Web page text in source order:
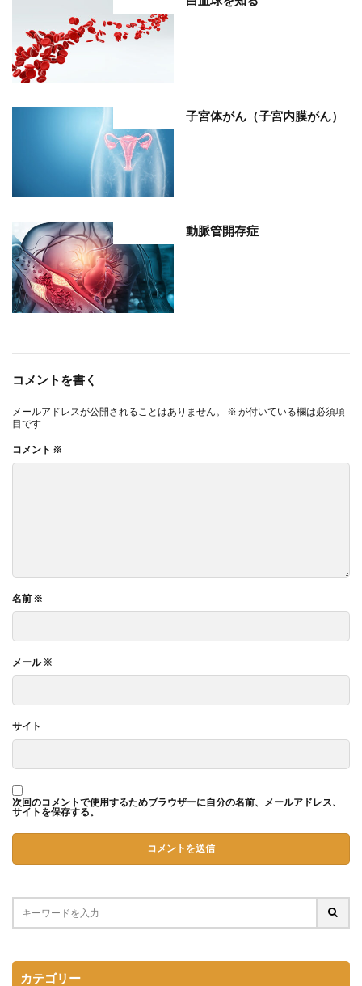
子宮体がん（子宮内膜がん）
動脈管開存症
コメントを書く
メールアドレスが公開されることはありません。 ※ が付いている欄は必須項
目です
コメント ※
名前 ※
メール※
サイト
次回のコメントで使用するためブラウザーに自分の名前、メールアドレス、
サイトを保存する。
カテゴリー